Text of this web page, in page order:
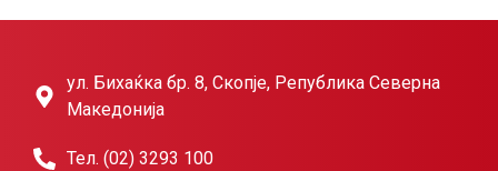
ул. Бихаќка бр. 8, Скопје, Република Северна
Македонија
Тел. (02) 3293 100